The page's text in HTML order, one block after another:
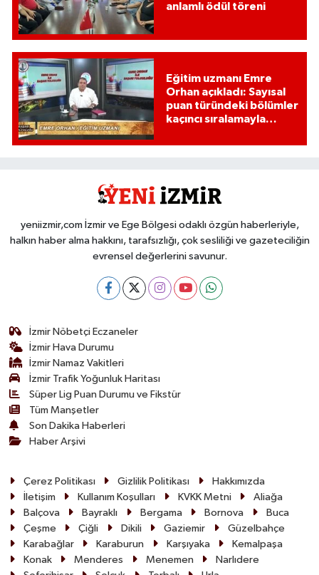
anlamlı ödül töreni
Eğitim uzmanı Emre
Orhan açıkladı: Sayısal
puan türündeki bölümler
kaçıncı sıralamayla
yeniizmir,com İzmir ve Ege Bölgesi odaklı özgün haberleriyle,
halkın haber alma hakkını, tarafsızlığı, çok sesliliği ve gazeteciliğin
evrensel değerlerini savunur.
İzmir Nöbetçi Eczaneler
İzmir Hava Durumu
İzmir Namaz Vakitleri
İzmir Trafik Yoğunluk Haritası
Süper Lig Puan Durumu ve Fikstür
Tüm Manşetler
Son Dakika Haberleri
Haber Arşivi
Çerez Politikası Gizlilik Politikası
Hakkımızda
İletişim
Kullanım Koşulları KVKK Metni
Aliağa
Balçova
Bayraklı Bergama Bornova
Buca
Çeşme
Çiğli Dikili Gaziemir
Güzelbahçe
Karabağlar
Karaburun Karşıyaka
Kemalpaşa
Konak
Menderes Menemen
Narlıdere